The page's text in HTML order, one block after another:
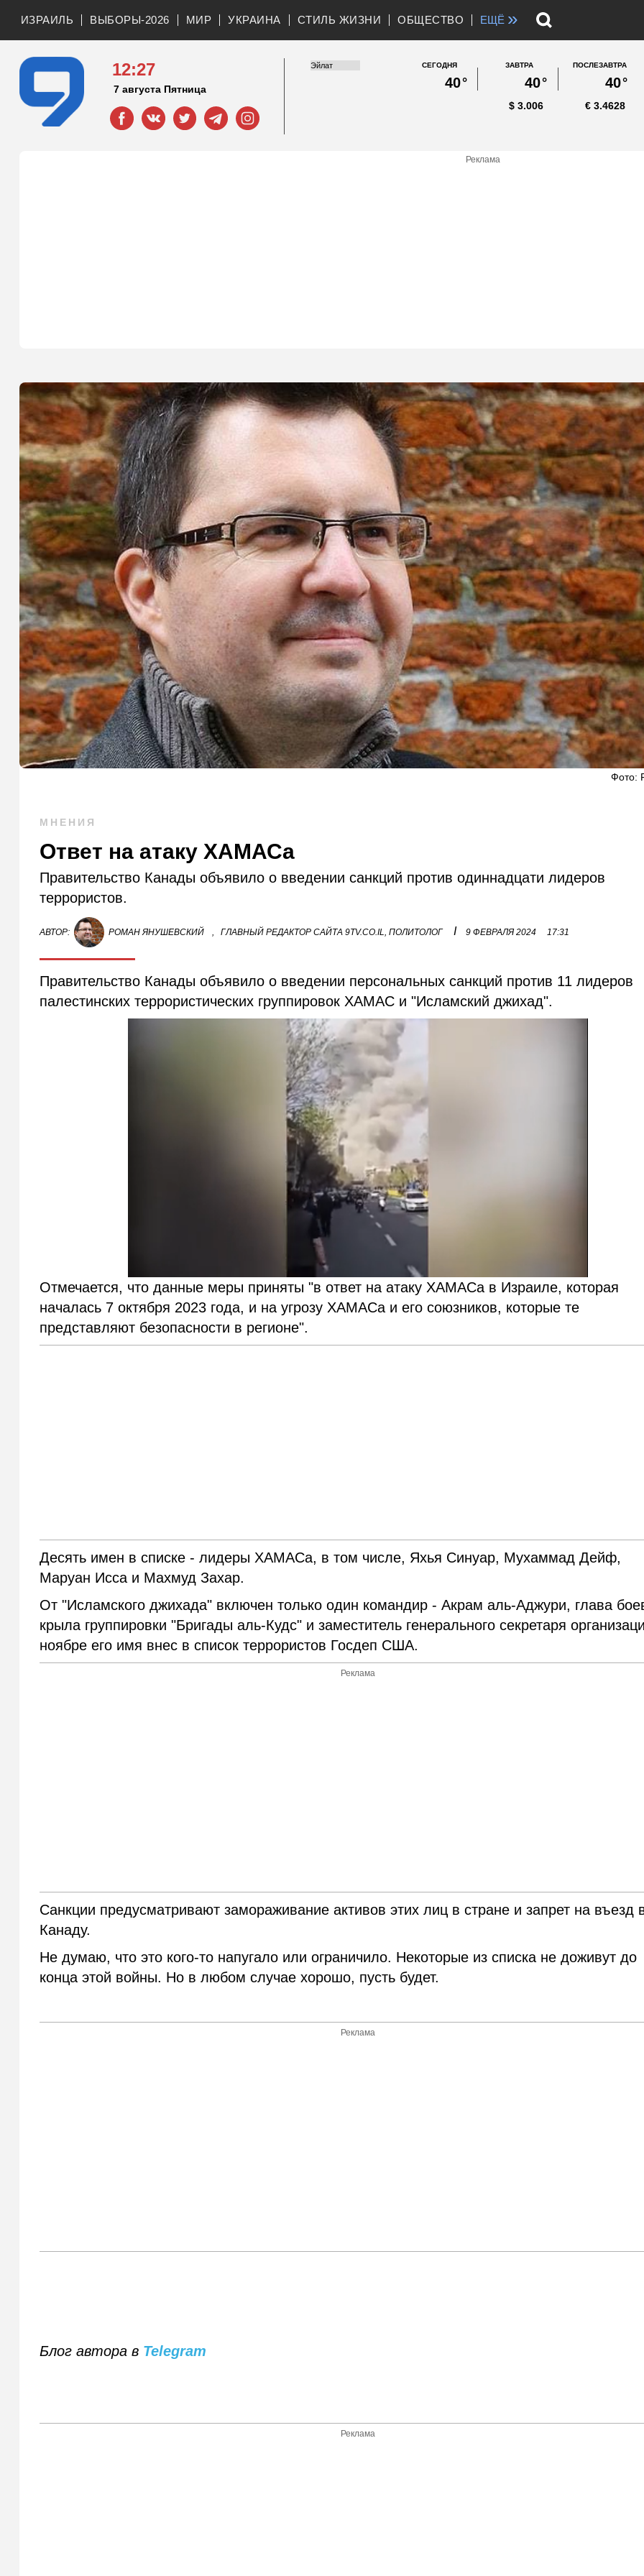
ИЗРАИЛЬ ВЫБОРЫ-2026 МИР УКРАИНА СТИЛЬ ЖИЗНИ ОБЩЕСТВО ЕЩЁ »
12:27
7 августа Пятница
СЕГОДНЯ
40°
ЗАВТРА
40°
ПОСЛЕЗАВТРА
40°
3.006
$ 3.4628
€
Реклама
Фото:
МНЕНИЯ
Ответ на атаку ХАМАСа
Правительство Канады объявило о введении санкций против одиннадцати лидеров
террористов.
АВТОР: РОМАН ЯНУШЕВСКИЙ , ГЛАВНЫЙ РЕДАКТОР САЙТА 9TV.CO.IL, ПОЛИТОЛОГ I 9 ФЕВРАЛЯ 2024 17:31
Правительство Канады объявило о введении персональных санкций против 11 лидеров
палестинских террористических группировок ХАМАС и "Исламский джихад".
Отмечается, что данные меры приняты "в ответ на атаку ХАМАСа в Израиле, которая
началась 7 октября 2023 года, и на угрозу ХАМАСа и его союзников, которые те
представляют безопасности в регионе".
Десять имен в списке - лидеры ХАМАСа, в том числе, Яхья Синуар, Мухаммад Дейф,
Маруан Исса и Махмуд Захар.
От "Исламского джихада" включен только один командир - Акрам аль-Аджури, глава
крыла группировки "Бригады аль-Кудс" и заместитель генерального секретаря
ноябре его имя внес в список террористов Госдеп США.
Реклама
Санкции предусматривают замораживание активов этих лиц в стране и запрет на въезд
Канаду.
Не думаю, что это кого-то напугало или ограничило. Некоторые из списка не доживут до
конца этой войны. Но в любом случае хорошо, пусть будет.
Реклама
Блог автора в Telegram
Реклама